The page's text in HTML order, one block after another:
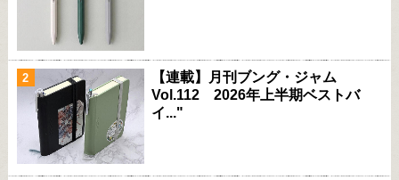
【連載】月刊ブング・ジャム
Vol.112 2026年上半期ベストバ
イ..."